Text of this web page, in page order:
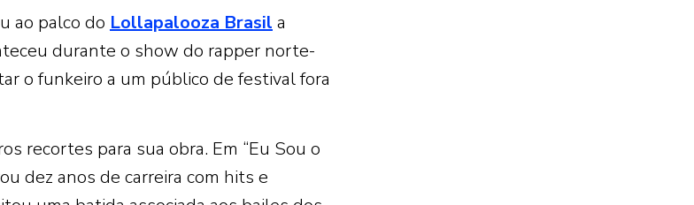
ao palco do Lollapalooza Brasil a
durante o show do rapper norte-
o funkeiro a um público de festival fora
recortes para sua obra. Em “Eu Sou o
dez anos de carreira com hits e